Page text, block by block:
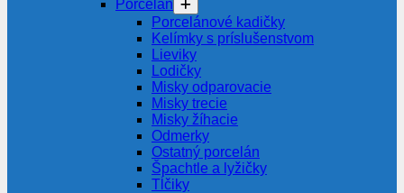
Porcelán
Porcelánové kadičky
Kelímky s príslušenstvom
Lieviky
Lodičky
Misky odparovacie
Misky trecie
Misky žíhacie
Odmerky
Ostatný porcelán
Špachtle a lyžičky
Tĺčiky